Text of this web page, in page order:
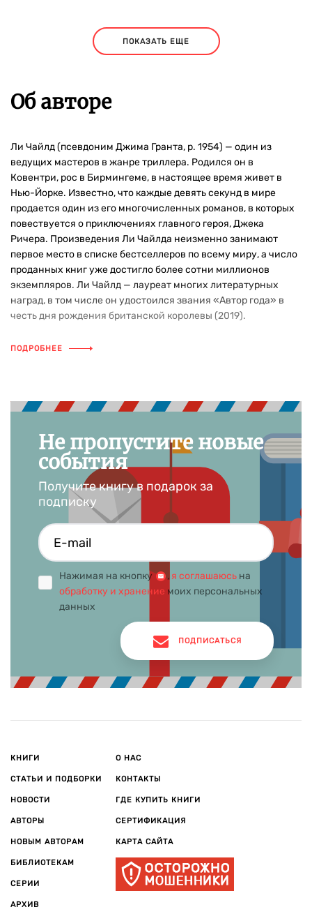
ПОКАЗАТЬ ЕЩЕ
Об авторе
Ли Чайлд (псевдоним Джима Гранта, р. 1954) — один из
ведущих мастеров в жанре триллера. Родился он в
Ковентри, рос в Бирмингеме, в настоящее время живет в
Нью-Йорке. Известно, что каждые девять секунд в мире
продается один из его многочисленных романов, в которых
повествуется о приключениях главного героя, Джека
Ричера. Произведения Ли Чайлда неизменно занимают
первое место в списке бестселлеров по всему миру, а число
проданных книг уже достигло более сотни миллионов
экземпляров. Ли Чайлд — лауреат многих литературных
наград, в том числе он удостоился звания «Автор года» в
честь дня рождения британской королевы (2019).
ПОДРОБНЕЕ
Не пропустите новые
события
Получите книгу в подарок за
подписку
Нажимая на кнопку , я соглашаюсь на
обработку и хранение моих персональных
данных
ПОДПИСАТЬСЯ
КНИГИ
СТАТЬИ И ПОДБОРКИ
НОВОСТИ
АВТОРЫ
НОВЫМ АВТОРАМ
БИБЛИОТЕКАМ
СЕРИИ
АРХИВ
О НАС
КОНТАКТЫ
ГДЕ КУПИТЬ КНИГИ
СЕРТИФИКАЦИЯ
КАРТА САЙТА